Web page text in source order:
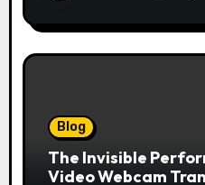
Blog
The Invisible
Video Webcam